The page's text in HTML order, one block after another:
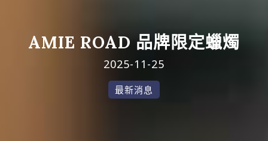
AMIE ROAD 品牌限定蠟燭
2025-11-25
最新消息